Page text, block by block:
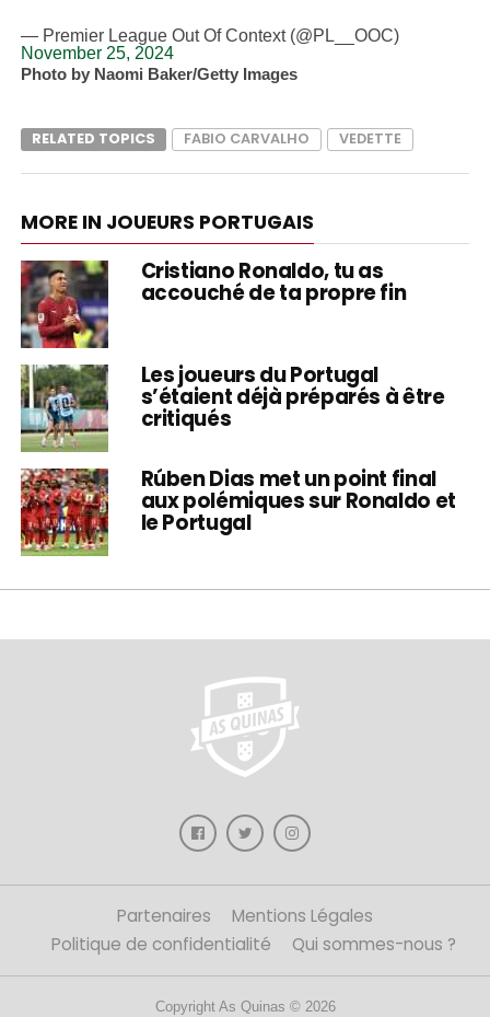
— Premier League Out Of Context (@PL__OOC)
November 25, 2024
Photo by Naomi Baker/Getty Images
RELATED TOPICS FABIO CARVALHO VEDETTE
MORE IN JOUEURS PORTUGAIS
Cristiano Ronaldo, tu as
accouché de ta propre fin
Les joueurs du Portugal
s’étaient déjà préparés à être
critiqués
Rúben Dias met un point final
aux polémiques sur Ronaldo et
le Portugal
Partenaires
Mentions Légales
Politique de confidentialité
Qui sommes-nous ?
Copyright As Quinas © 2026